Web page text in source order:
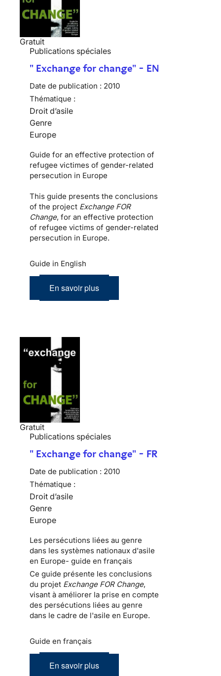
Gratuit
Publications spéciales
" Exchange for change" - EN
Date de publication : 2010
Thématique :
Droit d’asile
Genre
Europe
Guide for an effective protection of
refugee victimes of gender-related
persecution in Europe
This guide presents the conclusions
of the project Exchange FOR
Change, for an effective protection
of refugee victims of gender-related
persecution in Europe.
Guide in English
En savoir plus
Gratuit
Publications spéciales
" Exchange for change" - FR
Date de publication : 2010
Thématique :
Droit d’asile
Genre
Europe
Les persécutions liées au genre
dans les systèmes nationaux d'asile
en Europe- guide en français
Ce guide présente les conclusions
du projet Exchange FOR Change,
visant à améliorer la prise en compte
des persécutions liées au genre
dans le cadre de l'asile en Europe.
Guide en français
En savoir plus